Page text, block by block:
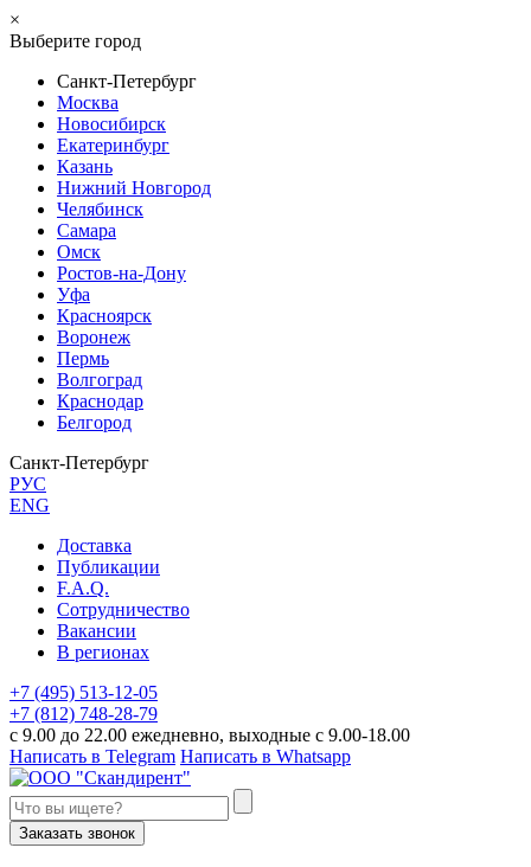
×
Выберите город
Санкт-Петербург
Москва
Новосибирск
Екатеринбург
Казань
Нижний Новгород
Челябинск
Самара
Омск
Ростов-на-Дону
Уфа
Красноярск
Воронеж
Пермь
Волгоград
Краснодар
Белгород
Санкт-Петербург
РУС
ENG
Доставка
Публикации
F.A.Q.
Сотрудничество
Вакансии
В регионах
+7 (495) 513-12-05
+7 (812) 748-28-79
с 9.00 до 22.00 ежедневно, выходные с 9.00-18.00
Написать в Telegram Написать в Whatsapp
Заказать звонок